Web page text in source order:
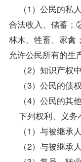
（1）公民的私
合法收入、储蓄
林木、牲畜、家
允许公民所有的生
（2）知识产权中
（3）公民的债权
（4）公民的其他
下列权利、义务
（1）与被继承
（2）与被继承